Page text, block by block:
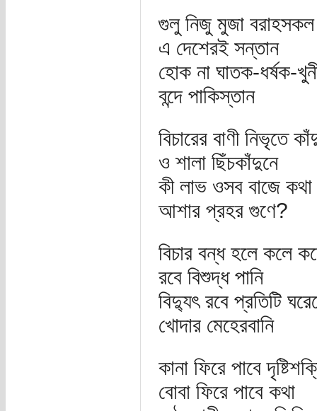
গুলু নিজু মুজা বরাহসকল
এ দেশেরই সন্তান
হোক না ঘাতক-ধর্ষক-
বন্দে পাকিস্তান
বিচারের বাণী নিভৃতে
ও শালা ছিঁচকাঁদুনে
কী লাভ ওসব বাজে কথা
আশার প্রহর গুণে?
বিচার বন্ধ হলে কলে
রবে বিশুদ্ধ পানি
বিদ্যুৎ রবে প্রতিটি
খোদার মেহেরবানি
কানা ফিরে পাবে
বোবা ফিরে পাবে কথা